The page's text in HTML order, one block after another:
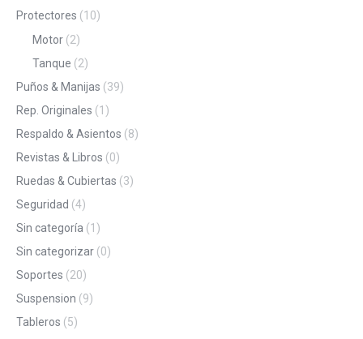
Protectores (10)
Motor (2)
Tanque (2)
Puños & Manijas (39)
Rep. Originales (1)
Respaldo & Asientos (8)
Revistas & Libros (0)
Ruedas & Cubiertas (3)
Seguridad (4)
Sin categoría (1)
Sin categorizar (0)
Soportes (20)
Suspension (9)
Tableros (5)